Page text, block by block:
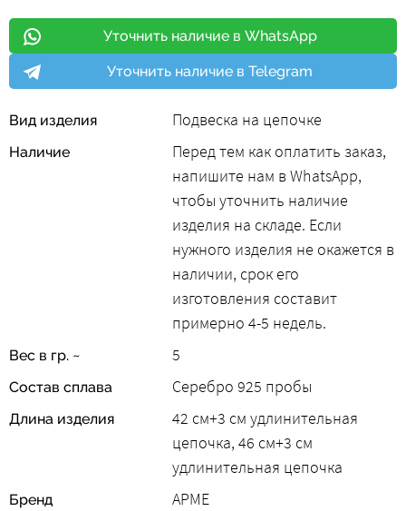
Уточнить наличие в WhatsApp
Уточнить наличие в Telegram
Вид изделия Подвеска на цепочке
Наличие
Перед тем как оплатить заказ,
напишите нам в WhatsApp,
чтобы уточнить наличие
изделия на складе. Если
нужного изделия не окажется в
наличии, срок его
изготовления составит
примерно 4-5 недель.
Вес в гр. ~ 5
Состав сплава Серебро 925 пробы
Длина изделия
42 см+3 см удлинительная
цепочка, 46 см+3 см
удлинительная цепочка
Бренд АРМЕ